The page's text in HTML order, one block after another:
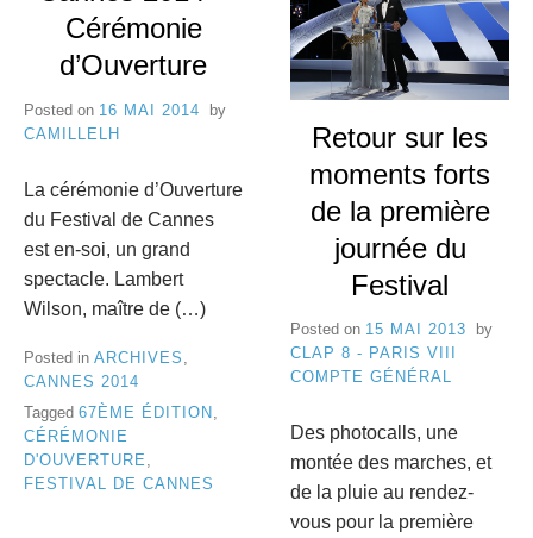
Cérémonie
d’Ouverture
Posted on 16 MAI 2014
by
CAMILLELH
La cérémonie d’Ouverture
du Festival de Cannes
est en-soi, un grand
spectacle. Lambert
Wilson, maître de (…)
Posted in ARCHIVES
CANNES 2014
Tagged 67ÈME ÉDITION ,
CÉRÉMONIE
D'OUVERTURE ,
FESTIVAL DE CANNES
Retour sur les
moments forts
de la première
journée du
Festival
Posted on 15 MAI 2013
by
CLAP 8 - PARIS VIII
COMPTE GÉNÉRAL
Des photocalls, une
montée des marches, et
de la pluie au rendez-
vous pour la première